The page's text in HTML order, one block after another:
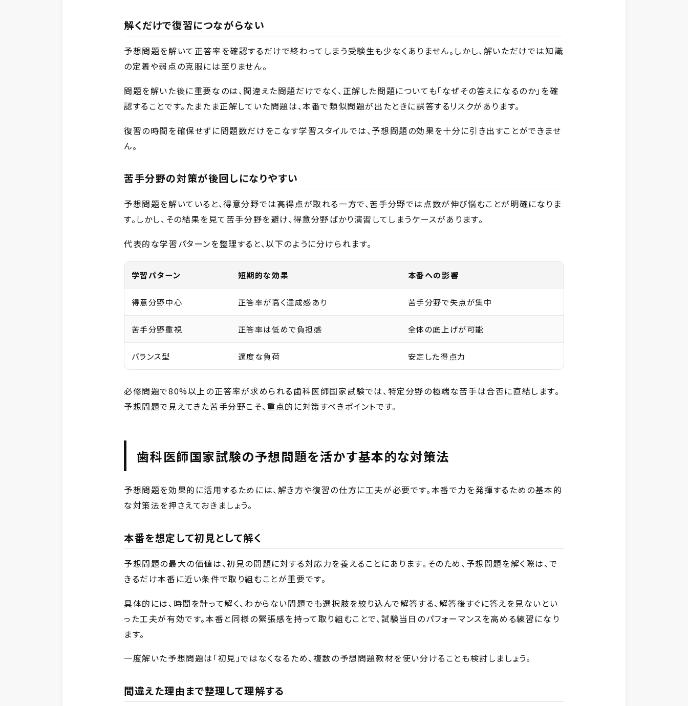
解くだけで復習につながらない
予想問題を解いて正答率を確認するだけで終わってしまう受験生も少なくありません。しかし、解いただけでは知識
の定着や弱点の克服には至りません。
問題を解いた後に重要なのは、間違えた問題だけでなく、正解した問題についても「なぜその答えになるのか」を確
認することです。たまたま正解していた問題は、本番で類似問題が出たときに誤答するリスクがあります。
復習の時間を確保せずに問題数だけをこなす学習スタイルでは、予想問題の効果を十分に引き出すことができませ
ん。
苦手分野の対策が後回しになりやすい
予想問題を解いていると、得意分野では高得点が取れる一方で、苦手分野では点数が伸び悩むことが明確になりま
す。しかし、その結果を見て苦手分野を避け、得意分野ばかり演習してしまうケースがあります。
代表的な学習パターンを整理すると、以下のように分けられます。
学習パターン 短期的な効果 本番への影響
得意分野中心 正答率が高く達成感あり 苦手分野で失点が集中
苦手分野重視 正答率は低めで負担感 全体の底上げが可能
バランス型 適度な負荷 安定した得点力
必修問題で80%以上の正答率が求められる歯科医師国家試験では、特定分野の極端な苦手は合否に直結します。
予想問題で見えてきた苦手分野こそ、重点的に対策すべきポイントです。
歯科医師国家試験の予想問題を活かす基本的な対策法
予想問題を効果的に活用するためには、解き方や復習の仕方に工夫が必要です。本番で力を発揮するための基本的
な対策法を押さえておきましょう。
本番を想定して初見として解く
予想問題の最大の価値は、初見の問題に対する対応力を養えることにあります。そのため、予想問題を解く際は、で
きるだけ本番に近い条件で取り組むことが重要です。
具体的には、時間を計って解く、わからない問題でも選択肢を絞り込んで解答する、解答後すぐに答えを見ないとい
った工夫が有効です。本番と同様の緊張感を持って取り組むことで、試験当日のパフォーマンスを高める練習になり
ます。
一度解いた予想問題は「初見」ではなくなるため、複数の予想問題教材を使い分けることも検討しましょう。
間違えた理由まで整理して理解する